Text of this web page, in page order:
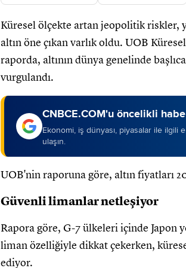
Küresel ölçekte artan jeopolitik riskler,
altın öne çıkan varlık oldu. UOB
raporda, altının dünya genelinde
vurgulandı.
CNBCE.COM'u öncelikli
Ekonomi, iş dünyası, piyasalar ile ilgili
ulaşın.
UOB'nin raporuna göre, altın fiyatları
Güvenli limanlar netleşiyor
Rapora göre, G-7 ülkeleri içinde Japon
liman özelliğiyle dikkat çekerken,
ediyor.